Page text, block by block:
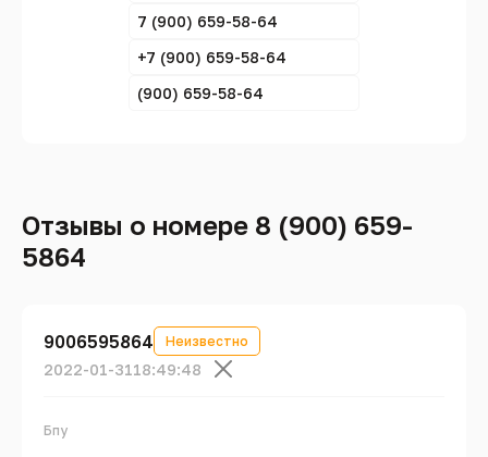
7 (900) 659-58-64
+7 (900) 659-58-64
(900) 659-58-64
Отзывы о номере 8 (900) 659-
5864
9006595864 Неизвестно
2022-01-3118:49:48
Бпу